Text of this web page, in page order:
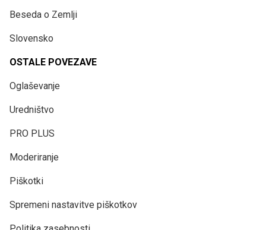
Beseda o Zemlji
Slovensko
OSTALE POVEZAVE
Oglaševanje
Uredništvo
PRO PLUS
Moderiranje
Piškotki
Spremeni nastavitve piškotkov